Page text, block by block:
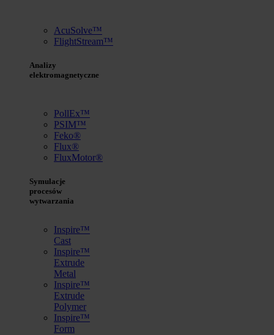
AcuSolve™
FlightStream™
Analizy
elektromagnetyczne
PollEx™
PSIM™
Feko®
Flux®
FluxMotor®
Symulacje
procesów
wytwarzania
Inspire™
Cast
Inspire™
Extrude
Metal
Inspire™
Extrude
Polymer
Inspire™
Form